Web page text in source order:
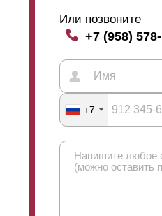
Или позвоните
+7 (958)
+7